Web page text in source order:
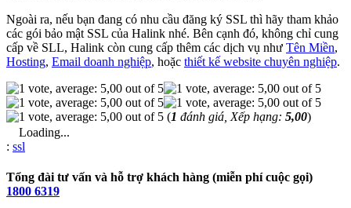
Ngoài ra, nếu bạn đang có nhu cầu đăng ký SSL thì hãy tham khảo
các gói bảo mật SSL của Halink nhé. Bên cạnh đó, không chỉ cung
cấp về SLL, Halink còn cung cấp thêm các dịch vụ như Tên Miền,
Hosting, Email doanh nghiệp, hoặc thiết kế website chuyên nghiệp.
(1 đánh giá, Xếp hạng: 5,00)
Loading...
Từ
: ssl
Tổng đài tư vấn và hỗ trợ khách hàng (miễn phí cuộc gọi)
1800 6319